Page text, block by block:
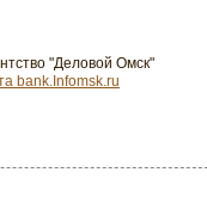
"Деловой Омск"
bank.Infomsk.ru